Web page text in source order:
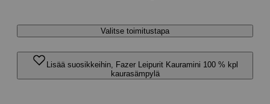
Valitse toimitustapa
Lisää suosikkeihin, Fazer Leipurit Kauramini 100 % kpl
kaurasämpylä